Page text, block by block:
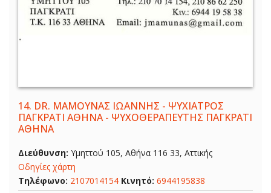
14. DR. ΜΑΜΟΥΝΑΣ ΙΩΑΝΝΗΣ - ΨΥΧΙΑΤΡΟΣ
ΠΑΓΚΡΑΤΙ ΑΘΗΝΑ - ΨΥΧΟΘΕΡΑΠΕΥΤΗΣ ΠΑΓΚΡΑΤΙ
ΑΘΗΝΑ
Διεύθυνση: Υμηττού 105, Αθήνα 116 33, Αττικής
Οδηγίες χάρτη
Τηλέφωνο: 2107014154 Κινητό: 6944195838